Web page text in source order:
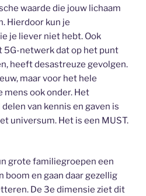
waarde die jouw lichaam
Hierdoor kun je
je liever niet hebt. Ook
5G-netwerk dat op het punt
heeft desastreuze gevolgen.
maar voor het hele
mens ook onder. Het
van kennis en gaven is
universum. Het is een MUST.
grote familiegroepen een
boom en gaan daar gezellig
De 3e dimensie ziet dit